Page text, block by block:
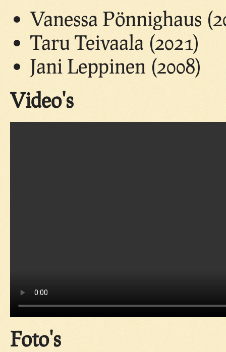
Vanessa Pönnighaus
Taru Teivaala (2021)
Jani Leppinen (2008)
Video's
Foto's